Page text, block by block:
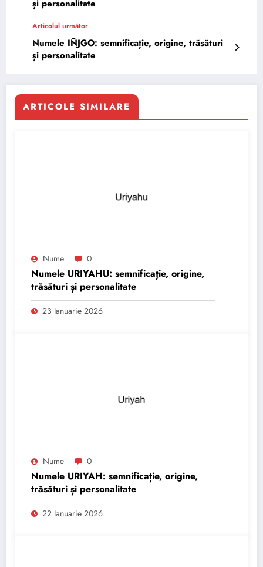
și personalitate
Articolul următor
Numele IÑJGO: semnificație, origine, trăsături
și personalitate
ARTICOLE SIMILARE
Nume 0
Numele URIYAHU: semnificație, origine,
trăsături și personalitate
23 Ianuarie 2026
Nume 0
Numele URIYAH: semnificație, origine,
trăsături și personalitate
22 Ianuarie 2026